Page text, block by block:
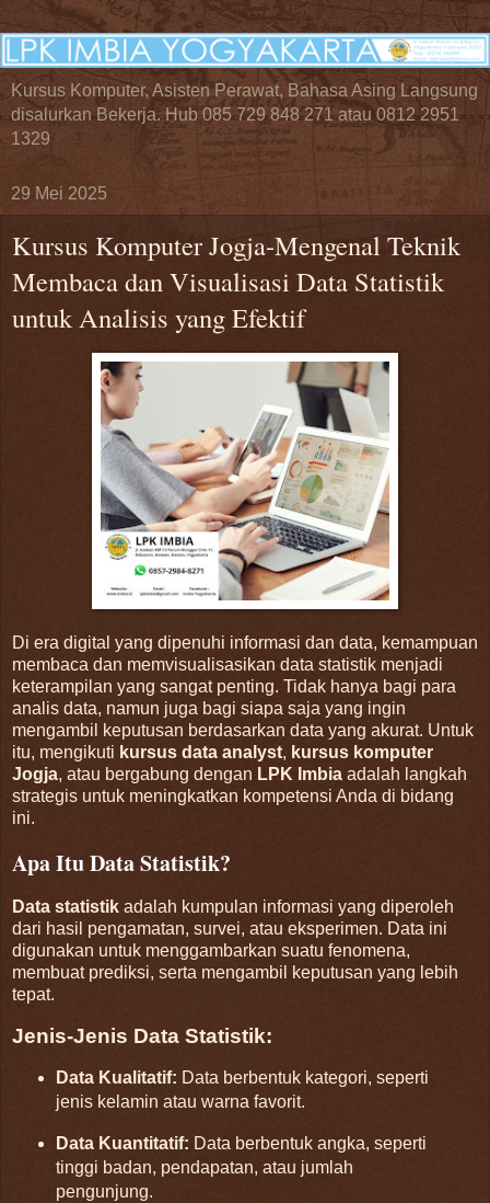
Kursus Komputer, Asisten Perawat, Bahasa Asing Langsung
disalurkan Bekerja. Hub 085 729 848 271 atau 0812 2951
1329
29 Mei 2025
Kursus Komputer Jogja-Mengenal Teknik
Membaca dan Visualisasi Data Statistik
untuk Analisis yang Efektif
Di era digital yang dipenuhi informasi dan data, kemampuan
membaca dan memvisualisasikan data statistik menjadi
keterampilan yang sangat penting. Tidak hanya bagi para
analis data, namun juga bagi siapa saja yang ingin
mengambil keputusan berdasarkan data yang akurat. Untuk
itu, mengikuti kursus data analyst, kursus komputer
Jogja, atau bergabung dengan LPK Imbia adalah langkah
strategis untuk meningkatkan kompetensi Anda di bidang
ini.
Apa Itu Data Statistik?
Data statistik adalah kumpulan informasi yang diperoleh
dari hasil pengamatan, survei, atau eksperimen. Data ini
digunakan untuk menggambarkan suatu fenomena,
membuat prediksi, serta mengambil keputusan yang lebih
tepat.
Jenis-Jenis Data Statistik:
Data Kualitatif: Data berbentuk kategori, seperti
jenis kelamin atau warna favorit.
Data Kuantitatif: Data berbentuk angka, seperti
tinggi badan, pendapatan, atau jumlah
pengunjung.